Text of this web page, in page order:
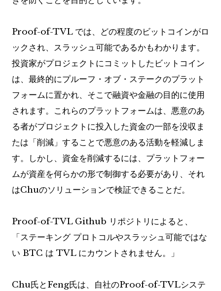
Proof-of-TVL では、どの程度のビットコインがロ
ックされ、スラッシュ可能であるかもわかります。
投資家がプロジェクトにコミットしたビットコイン
は、最終的にプルーフ・オブ・ステークのプラット
フォームに置かれ、そこで融資や金融の目的に使用
されます。これらのプラットフォームは、悪意のあ
る者がプロジェクトに投入した資金の一部を没収ま
たは「削減」することで悪意のある活動を軽減しま
す。しかし、資金を削減するには、プラットフォー
ムが資産を何らかの形で制御する必要があり、それ
はChuのソリューションで検証できることだ。
Proof-of-TVL Github リポジトリによると、
「ステーキング プロトコルやスラッシュ可能ではな
い BTC は TVL にカウントされません。」
Chu氏とFeng氏は、自社のProof-of-TVLシステ